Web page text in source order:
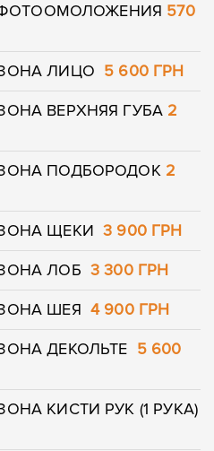
570
ЛИЦО 5 600 ГРН
ВЕРХНЯЯ ГУБА 2
ПОДБОРОДОК 2
ЩЕКИ 3 900 ГРН
ЛОБ 3 300 ГРН
ШЕЯ 4 900 ГРН
ДЕКОЛЬТЕ 5 600
КИСТИ РУК (1 РУКА)